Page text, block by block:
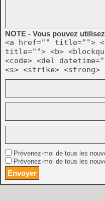
NOTE - Vous pouvez
<a href="" title="">
title=""> <b>
<code> <del
<s> <strike> <strong>
Prévenez-moi de tous les
Prévenez-moi de tous les